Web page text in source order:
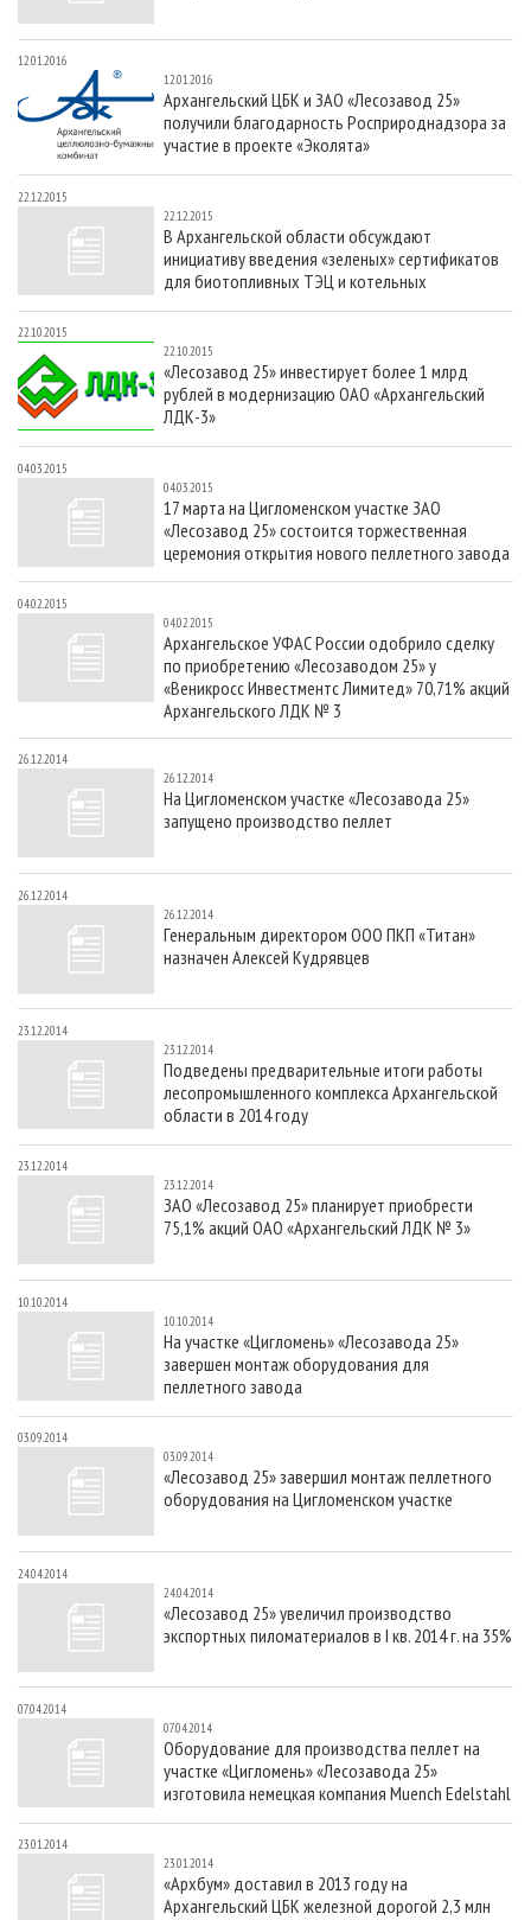
12.01.2016
12.01.2016
Архангельский ЦБК и ЗАО «Лесозавод 25»
получили благодарность Росприроднадзора за
участие в проекте «Эколята»
22.12.2015
22.12.2015
В Архангельской области обсуждают
инициативу введения «зеленых» сертификатов
для биотопливных ТЭЦ и котельных
22.10.2015
22.10.2015
«Лесозавод 25» инвестирует более 1 млрд
рублей в модернизацию ОАО «Архангельский
ЛДК-3»
04.03.2015
04.03.2015
17 марта на Цигломенском участке ЗАО
«Лесозавод 25» состоится торжественная
церемония открытия нового пеллетного завода
04.02.2015
04.02.2015
Архангельское УФАС России одобрило сделку
по приобретению «Лесозаводом 25» у
«Веникросс Инвестментс Лимитед» 70,71% акций
Архангельского ЛДК № 3
26.12.2014
26.12.2014
На Цигломенском участке «Лесозавода 25»
запущено производство пеллет
26.12.2014
26.12.2014
Генеральным директором ООО ПКП «Титан»
назначен Алексей Кудрявцев
23.12.2014
23.12.2014
Подведены предварительные итоги работы
лесопромышленного комплекса Архангельской
области в 2014 году
23.12.2014
23.12.2014
ЗАО «Лесозавод 25» планирует приобрести
75,1% акций ОАО «Архангельский ЛДК № 3»
10.10.2014
10.10.2014
На участке «Цигломень» «Лесозавода 25»
завершен монтаж оборудования для
пеллетного завода
03.09.2014
03.09.2014
«Лесозавод 25» завершил монтаж пеллетного
оборудования на Цигломенском участке
24.04.2014
24.04.2014
«Лесозавод 25» увеличил производство
экспортных пиломатериалов в I кв. 2014 г. на 35%
07.04.2014
07.04.2014
Оборудование для производства пеллет на
участке «Цигломень» «Лесозавода 25»
изготовила немецкая компания Muench Edelstahl
23.01.2014
23.01.2014
«Архбум» доставил в 2013 году на
Архангельский ЦБК железной дорогой 2,3 млн